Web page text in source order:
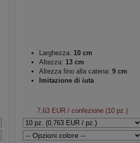
Larghezza: 10 cm
Altezza: 13 cm
Altezza fino alla catena: 9 cm
Imitazione di iuta
7,63 EUR/ confezione (10 pz.)